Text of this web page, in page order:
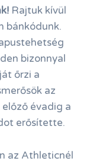
Rajtuk kívül
bánkódunk.
bizonnyal
őrzi a
az
évadig a
erősítette.
az Athleticnél